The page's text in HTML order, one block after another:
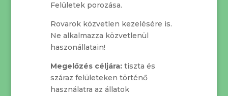
Felületek porozása.
Rovarok közvetlen kezelésére is.
Ne alkalmazza közvetlenül
haszonállatain!
Megelőzés céljára: tiszta és
száraz felületeken történő
használatra az állatok